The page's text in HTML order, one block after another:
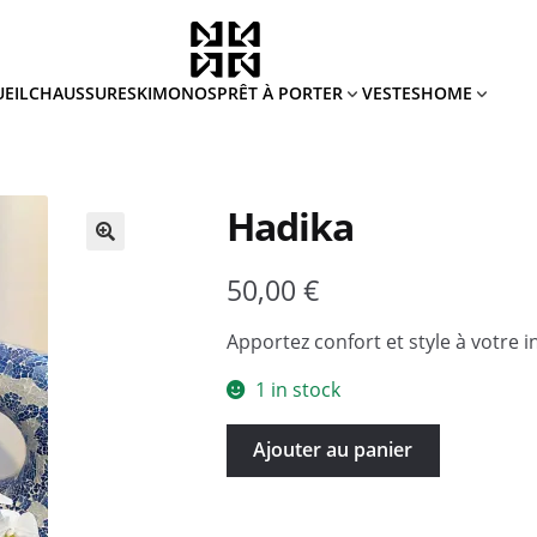
CHAUSSURESKIMONOSPRÊT À PORTER VESTESHOME
Hadika
50,00 €
Apportez confort et style à votre
1 in stock
Hadika
quantité
Ajouter au panier